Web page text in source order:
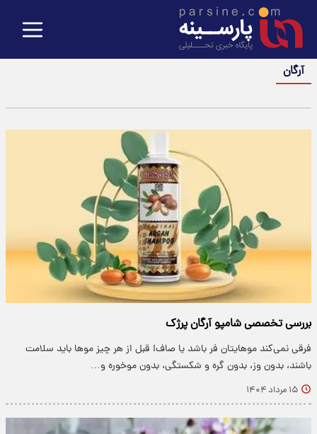
آرگان
بررسی تخصصی شامپو آرگان پرژک
فرقی نمی‌کند موهایتان فر باشد یا صاف! قبل از هر چیز موها باید سلامت
باشند، بدون وز، بدون گره و شکستگی، بدون موخوره و…
۱۵ مرداد ۱۴۰۴